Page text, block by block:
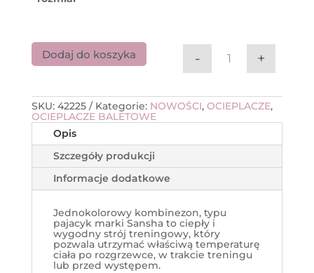
ilość Ocieplacze
- +
Dodaj do koszyka
SKU: 42225 Kategorie: NOWOŚCI, OCIEPLACZE,
OCIEPLACZE BALETOWE
Opis
Szczegóły produkcji
Informacje dodatkowe
Jednokolorowy kombinezon, typu
pajacyk marki Sansha to ciepły i
wygodny strój treningowy, który
pozwala utrzymać właściwą temperaturę
ciała po rozgrzewce, w trakcie treningu
lub przed występem.